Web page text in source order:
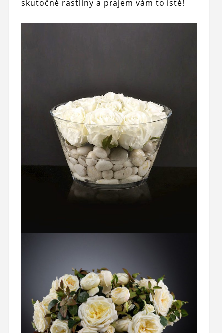
skutočné rastliny a prajem vám to isté!